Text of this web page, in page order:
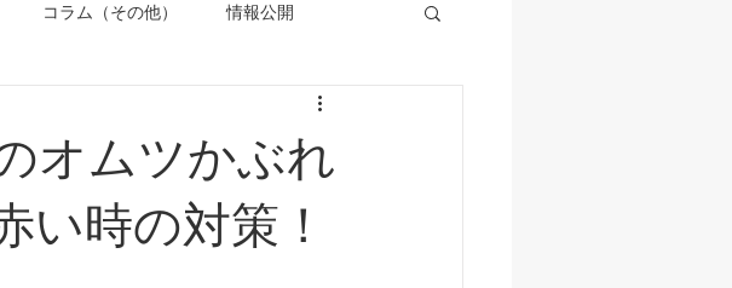
コラム（その他） 情報公開
オムツかぶれ
時の対策！